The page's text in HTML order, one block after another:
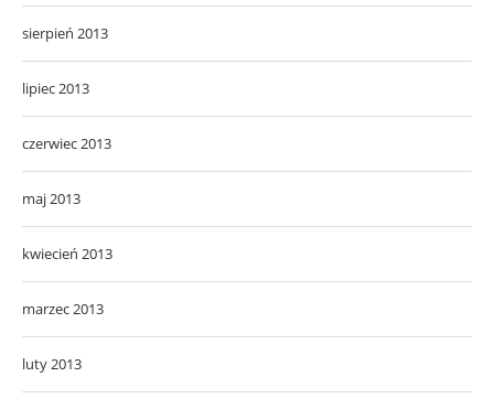
sierpień 2013
lipiec 2013
czerwiec 2013
maj 2013
kwiecień 2013
marzec 2013
luty 2013